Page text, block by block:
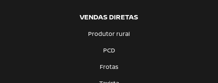
VENDAS DIRETAS
Produtor rural
PCD
Frotas